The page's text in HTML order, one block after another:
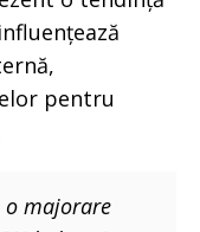
pentru
o majorare